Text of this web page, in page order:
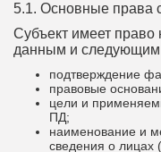
5.1. Основные права
Субъект имеет право
данным и следующим
подтверждение
правовые
цели и
ПД;
наименование и
сведения о лицах